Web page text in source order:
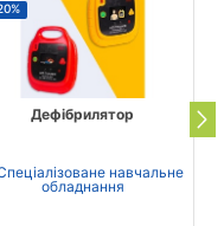
Дефібрилятор
навчальне
обладнання